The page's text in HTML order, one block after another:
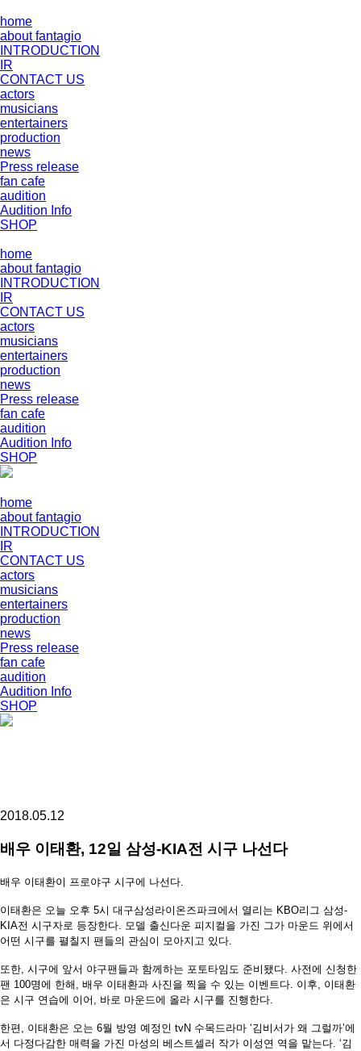
home
about fantagio
INTRODUCTION
IR
CONTACT US
actors
musicians
entertainers
production
news
Press release
fan cafe
audition
Audition Info
SHOP
home
about fantagio
INTRODUCTION
IR
CONTACT US
actors
musicians
entertainers
production
news
Press release
fan cafe
audition
Audition Info
SHOP
home
about fantagio
INTRODUCTION
IR
CONTACT US
actors
musicians
entertainers
production
news
Press release
fan cafe
audition
Audition Info
SHOP
2018.05.12
배우 이태환, 12일 삼성-KIA전 시구 나선다
배우 이태환이 프로야구 시구에 나선다.
이태환은 오늘 오후 5시 대구삼성라이온즈파크에서 열리는 KBO리그 삼성-
KIA전 시구자로 등장한다. 모델 출신다운 피지컬을 가진 그가 마운드 위에서
어떤 시구를 펼칠지 팬들의 관심이 모아지고 있다.
또한, 시구에 앞서 야구팬들과 함께하는 포토타임도 준비됐다. 사전에 신청한
팬 100명에 한해 , 배우 이태환과 사진을 찍을 수 있는 이벤트다. 이후, 이태환
은 시구 연습에 이어 , 바로 마운드에 올라 시구를 진행한다.
한편 , 이태환은 오는 6월 방영 예정인 tvN 수목드라마 ‘김비서가 왜 그럴까’에
서 다정다감한 매력을 가진 마성의 베스트셀러 작가 이성연 역을 맡는다. ‘김